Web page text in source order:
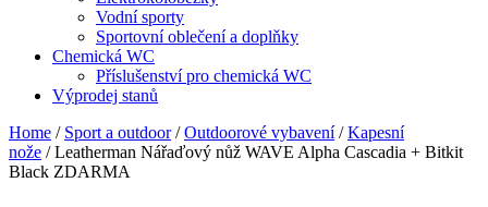
Vodní sporty
Sportovní oblečení a doplňky
Chemická WC
Příslušenství pro chemická WC
Výprodej stanů
Home / Sport a outdoor/Outdoorové vybavení/Kapesní
nože / Leatherman Nářaďový nůž WAVE Alpha Cascadia + Bitkit
Black ZDARMA